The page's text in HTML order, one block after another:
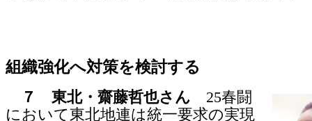
組織強化へ対策を検討する
７ 東北・齋藤哲也さん 25春闘
において東北地連は統一要求の実現